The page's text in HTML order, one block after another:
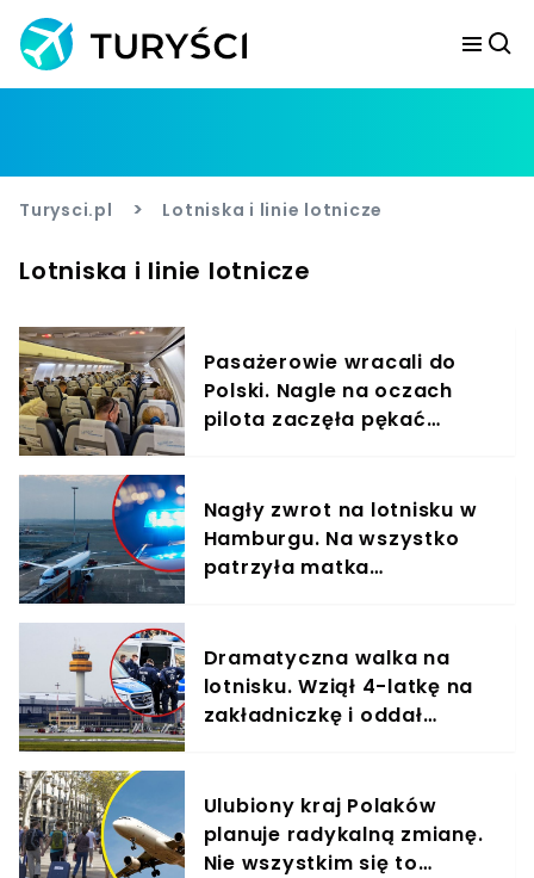
Turysci.pl > Lotniska i linie lotnicze
Lotniska i linie lotnicze
Pasażerowie wracali do
Polski. Nagle na oczach
pilota zaczęła pękać
Nagły zwrot na lotnisku w
Hamburgu. Na wszystko
patrzyła matka
Dramatyczna walka na
lotnisku. Wziął 4-latkę na
zakładniczkę i oddał
Ulubiony kraj Polaków
planuje radykalną zmianę.
Nie wszystkim się to